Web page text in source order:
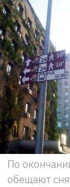
По
обещают